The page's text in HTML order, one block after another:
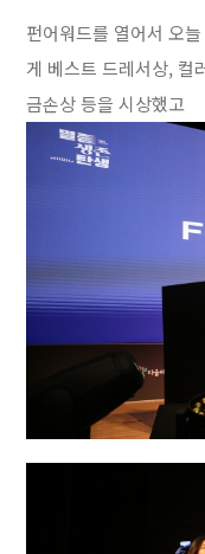
펀어워드를 열어서 오
게 베스트 드레서상, 컬
금손상 등을 시상했고